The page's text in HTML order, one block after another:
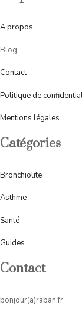
Apropos
Blog
Contact
Politique de
Mentions légales
Catégories
Bronchiolite
Asthme
Santé
Guides
Contact
bonjour(a)raban.fr